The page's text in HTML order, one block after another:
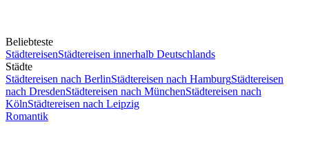
Beliebteste
StädtereisenStädtereisen innerhalb Deutschlands
Städte
Städtereisen nach BerlinStädtereisen nach HamburgStädtereisen
nach DresdenStädtereisen nach MünchenStädtereisen nach
KölnStädtereisen nach Leipzig
Romantik